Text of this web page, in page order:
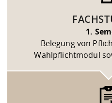
1.
Belegung von
Wahlpflichtmodul